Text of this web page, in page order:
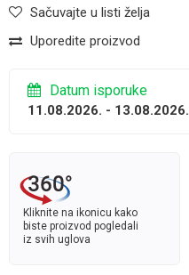
Sačuvajte u listi želja
Uporedite proizvod
Datum isporuke
11.08.2026. - 13.08.2026.
Kliknite na ikonicu kako
biste proizvod pogledali
iz svih uglova